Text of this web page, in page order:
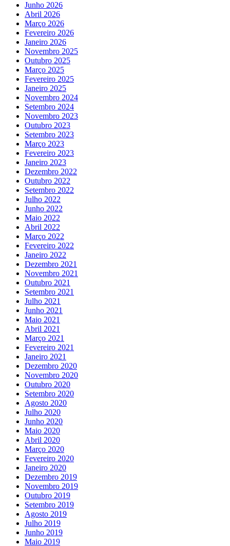
Junho 2026
Abril 2026
Março 2026
Fevereiro 2026
Janeiro 2026
Novembro 2025
Outubro 2025
Março 2025
Fevereiro 2025
Janeiro 2025
Novembro 2024
Setembro 2024
Novembro 2023
Outubro 2023
Setembro 2023
Março 2023
Fevereiro 2023
Janeiro 2023
Dezembro 2022
Outubro 2022
Setembro 2022
Julho 2022
Junho 2022
Maio 2022
Abril 2022
Março 2022
Fevereiro 2022
Janeiro 2022
Dezembro 2021
Novembro 2021
Outubro 2021
Setembro 2021
Julho 2021
Junho 2021
Maio 2021
Abril 2021
Março 2021
Fevereiro 2021
Janeiro 2021
Dezembro 2020
Novembro 2020
Outubro 2020
Setembro 2020
Agosto 2020
Julho 2020
Junho 2020
Maio 2020
Abril 2020
Março 2020
Fevereiro 2020
Janeiro 2020
Dezembro 2019
Novembro 2019
Outubro 2019
Setembro 2019
Agosto 2019
Julho 2019
Junho 2019
Maio 2019